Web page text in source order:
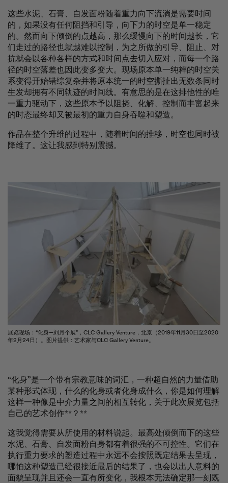
Become a My Ocula member for exclusive access to
contemporary art and personalised artist
recommendations.
Join Us Sign In
这些水泥、石膏、自发面粉随着重力向下流淌是需要时间
的，如果没有任何阻挡和引导，向下力的时空是单一稳定
的。然而向下倾倒的点越高，那么缓慢向下的时间越长，它
们走过的路径也就越难以控制，为之所做的引导、阻止、对
抗就会以各种各样的方式和时间点去切入应对，而每一个路
径的时空落差也因此变多变大。现场原本单一纯粹的时空关
系变得开始错综复杂并将原本统一的时空撕扯出无数条同时
生发却拥有不同轨迹的时间线。有意思的是在这排他性的唯
一重力驱动下，这些原本予以阻挠、化解、控制而丰富起来
的时态最终却又被最初的重力自身吞噬和塑造。
作品在整个升维的过程中，随着时间的推移，时空也同时被
降维了。这让我感到特别震撼。
展览现场：“化身—刘月个展”，CLC Gallery Venture，北京（2019年11月30日至2020
年2月24日）。图片提供：艺术家与CLC Gallery Venture。
“化身”是一个带有宗教意味的词汇，一种超自然的力量借助
某种形式体现，什么的化身或者化身成什么，你是如何理解
这样一种像是中介力量之间的相互转化，关于此次展览包括
自己的艺术创作**？**
这我觉得需要从所使用的材料说起。最高处倾倒而下的这些
水泥、石膏、自发面粉自身都有着很强的不可控性。它们在
执行重力要求的塑造过程中永远不会按照既定结果去呈现，
哪怕这种塑造已经很接近最后的结果了，也会以出人意料的
面貌呈现并且还会一直有所变化，我根本无法确定那一刻既